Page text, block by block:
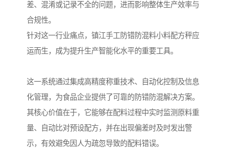
差、混淆或记录不全的问题，进而影响整体生产效率与
合规性。
针对这一行业痛点，镇江手工防错防混料小料配方秤应
运而生，成为提升生产智能化水平的重要工具。
这一系统通过集成高精度称重技术、自动化控制及信息
化管理，为食品企业提供了可靠的防错防混解决方案。
其核心价值在于，它能够在配料过程中实时监测原料重
量、自动比对预设配方，并在出现偏差时及时发出警
示，有效避免因人为疏忽导致的配料错误。